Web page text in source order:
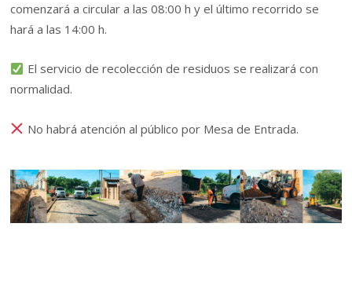
comenzará a circular a las 08:00 h y el último recorrido se
hará a las 14:00 h.
El servicio de recolección de residuos se realizará con
normalidad.
No habrá atención al público por Mesa de Entrada.